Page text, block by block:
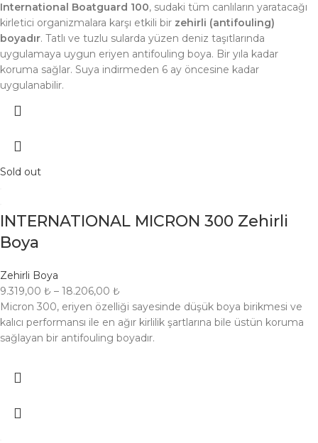
International Boatguard 100, sudaki tüm canlıların yaratacağı
kirletici organizmalara karşı etkili bir zehirli (antifouling)
boyadır. Tatlı ve tuzlu sularda yüzen deniz taşıtlarında
uygulamaya uygun eriyen antifouling boya. Bir yıla kadar
koruma sağlar. Suya indirmeden 6 ay öncesine kadar
uygulanabilir.
Sold out
INTERNATIONAL MICRON 300 Zehirli
Boya
Zehirli Boya
9.319,00 ₺ – 18.206,00 ₺
Micron 300, eriyen özelliği sayesinde düşük boya birikmesi ve
kalıcı performansı ile en ağır kirlilik şartlarına bile üstün koruma
sağlayan bir antifouling boyadır.